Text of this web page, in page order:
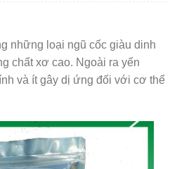
những loại ngũ cốc giàu dinh
chất xơ cao. Ngoài ra yến
và ít gây dị ứng đối với cơ thể